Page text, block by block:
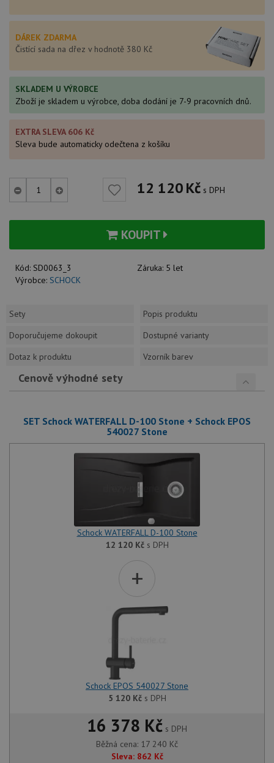
DÁREK ZDARMA
Čistící sada na dřez v hodnotě 380 Kč
SKLADEM U VÝROBCE
Zboží je skladem u výrobce, doba dodání je 7-9 pracovních dnů.
EXTRA SLEVA 606 Kč
Sleva bude automaticky odečtena z košíku
12 120Kč s DPH
KOUPIT
Kód: SD0063_3 Záruka: 5 let
Výrobce: SCHOCK
Sety
Popis produktu
Doporučujeme dokoupit
Dostupné varianty
Dotaz k produktu
Vzorník barev
Cenově výhodné sety
SET Schock WATERFALL D-100 Stone + Schock EPOS
540027 Stone
Schock WATERFALL D-100 Stone
12 120 Kčs DPH
+
Schock EPOS 540027 Stone
5 120 Kčs DPH
16 378 Kč s DPH
Běžná cena: 17 240 Kč
Sleva: 862 Kč